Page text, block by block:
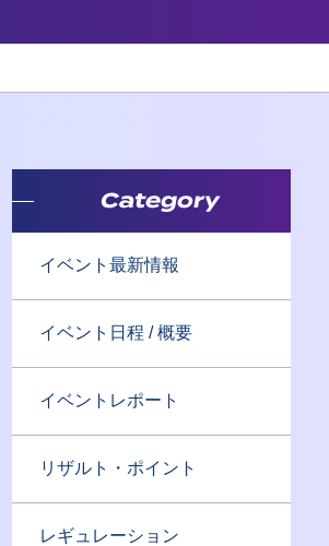
Category
イベント最新情報
イベント日程 / 概要
イベントレポート
リザルト・ポイント
レギュレーション